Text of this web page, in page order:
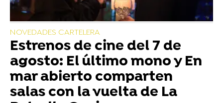
NOVEDADES CARTELERA
Estrenos de cine del 7 de
agosto: El último mono y En
mar abierto comparten
salas con la vuelta de La